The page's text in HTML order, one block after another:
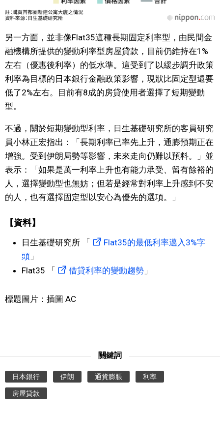
另一方面，並非像Flat35這種長期固定利率型，由民間金
融機構所提供的變動利率型房屋貸款，目前仍維持在1%
左右（優惠後利率）的低水準。這受到了以緩步調升政策
利率為目標的日本銀行金融政策影響，現狀比固定型還要
低了2%左右。目前有8成的房貸使用者選擇了短期變動
型。
不過，關於短期變動型利率，日生基礎研究所的客員研究
員小林正宏指出：「長期利率已率先上升，通膨預期正在
增強。受到伊朗局勢等影響，未來走向仍難以預料。」並
表示：「如果是萬一利率上升也有能力承受、留有餘裕的
人，選擇變動型也無妨；但若是經常對利率上升感到不安
的人，也有選擇固定型以安心為優先的選項。」
【資料】
日生基礎研究所 「
Flat35的最低利率邁入3%字
頭 」
Flat35 「
借貸利率的變動趨勢」
標題圖片：插圖 AC
關鍵詞
日本銀行 伊朗 通貨膨脹 利率
房屋貸款